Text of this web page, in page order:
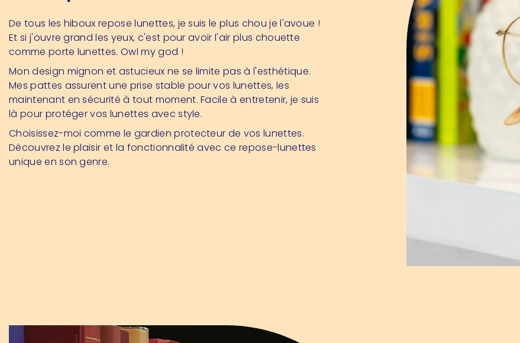
De tous les hibouxrepose lunettes, je suis le plus chou je l'avoue !
Et si j'ouvre grand les yeux, c'est pour avoir l'air plus chouette
comme porte lunettes. Owl my god !
Mon design mignon et astucieux ne se limite pas à l'esthétique.
Mes pattes assurent une prise stable pour vos lunettes, les
maintenant en sécurité à tout moment. Facile à entretenir, je suis
là pour protéger vos lunettes avec style.
Choisissez-moi comme le gardien protecteur de vos lunettes.
Découvrez le plaisir et la fonctionnalité avec ce repose-lunettes
unique en son genre.